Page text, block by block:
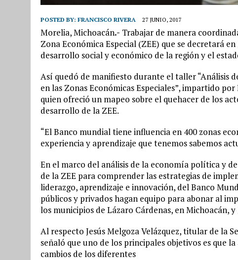
POSTED BY: FRANCISCO RIVERA 27 JUNIO, 2017
Morelia, Michoacán.- Trabajar de manera
Zona Económica Especial (ZEE) que se decretará
desarrollo social y económico de la región y el
Así quedó de manifiesto durante el taller “Análisis
en las Zonas Económicas Especiales”, impartido
quien ofreció un mapeo sobre el quehacer de los
desarrollo de la ZEE.
“El Banco mundial tiene influencia en 400 zonas
experiencia y aprendizaje que tenemos sabemos
En el marco del análisis de la economía política y
de la ZEE para comprender las estrategias de
liderazgo, aprendizaje e innovación, del Banco
públicos y privados hagan equipo para abonar al
los municipios de Lázaro Cárdenas, en Michoacán,
Al respecto Jesús Melgoza Velázquez, titular de la
señaló que uno de los principales objetivos es que
cambios de los diferentes